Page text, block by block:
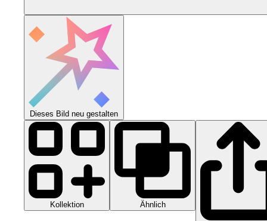
Dieses Bild neu gestalten
Kollektion Ähnlich